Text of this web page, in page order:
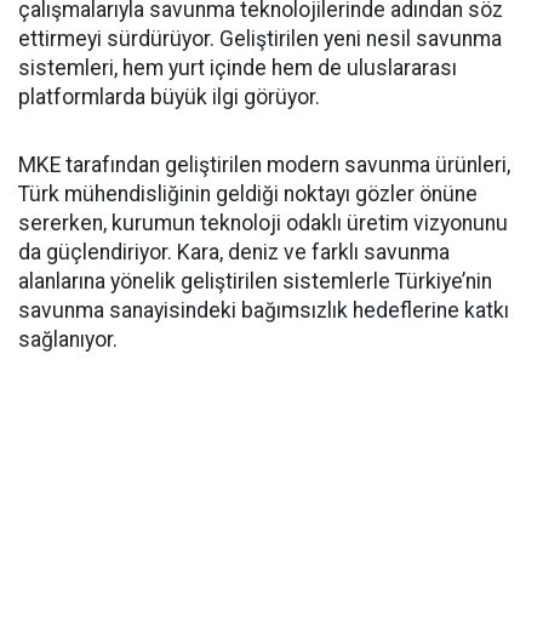
çalışmalarıyla savunma teknolojilerinde adından söz
ettirmeyi sürdürüyor. Geliştirilen yeni nesil savunma
sistemleri, hem yurt içinde hem de uluslararası
platformlarda büyük ilgi görüyor.
MKE tarafından geliştirilen modern savunma ürünleri,
Türk mühendisliğinin geldiği noktayı gözler önüne
sererken, kurumun teknoloji odaklı üretim vizyonunu
da güçlendiriyor. Kara, deniz ve farklı savunma
alanlarına yönelik geliştirilen sistemlerle Türkiye’nin
savunma sanayisindeki bağımsızlık hedeflerine katkı
sağlanıyor.